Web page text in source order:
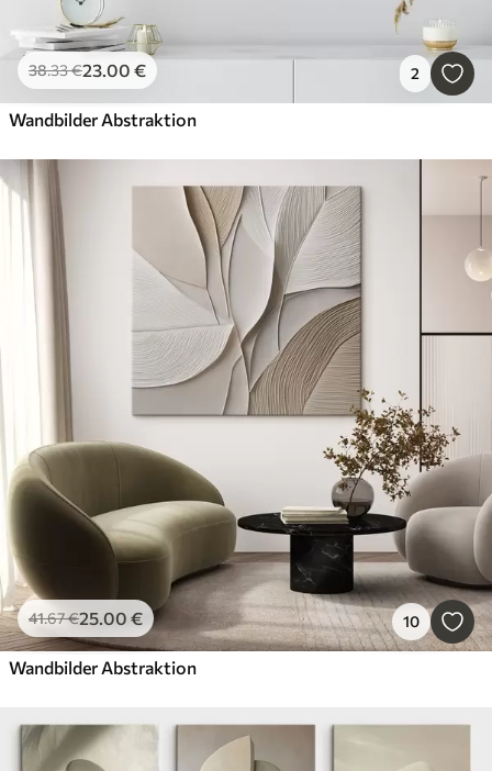
38.33€23.00 € 2
Wandbilder Abstraktion
41.67€25.00 € 10
Wandbilder Abstraktion